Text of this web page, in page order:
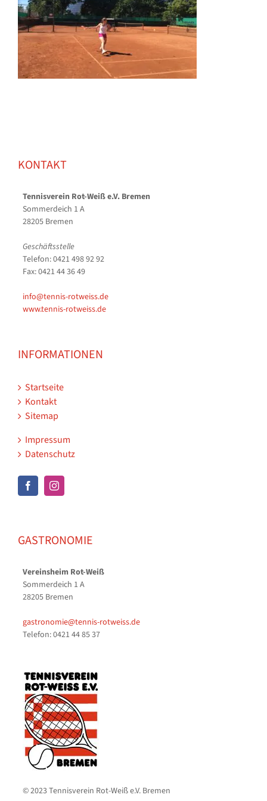
KONTAKT
Tennisverein Rot-Weiß e.V. Bremen
Sommerdeich 1 A
28205 Bremen
Geschäftsstelle
Telefon: 0421 498 92 92
Fax: 0421 44 36 49
info@tennis-rotweiss.de
www.tennis-rotweiss.de
INFORMATIONEN
Startseite
Kontakt
Sitemap
Impressum
Datenschutz
GASTRONOMIE
Vereinsheim Rot-Weiß
Sommerdeich 1 A
28205 Bremen
gastronomie@tennis-rotweiss.de
Telefon: 0421 44 85 37
© 2023 Tennisverein Rot-Weiß e.V. Bremen